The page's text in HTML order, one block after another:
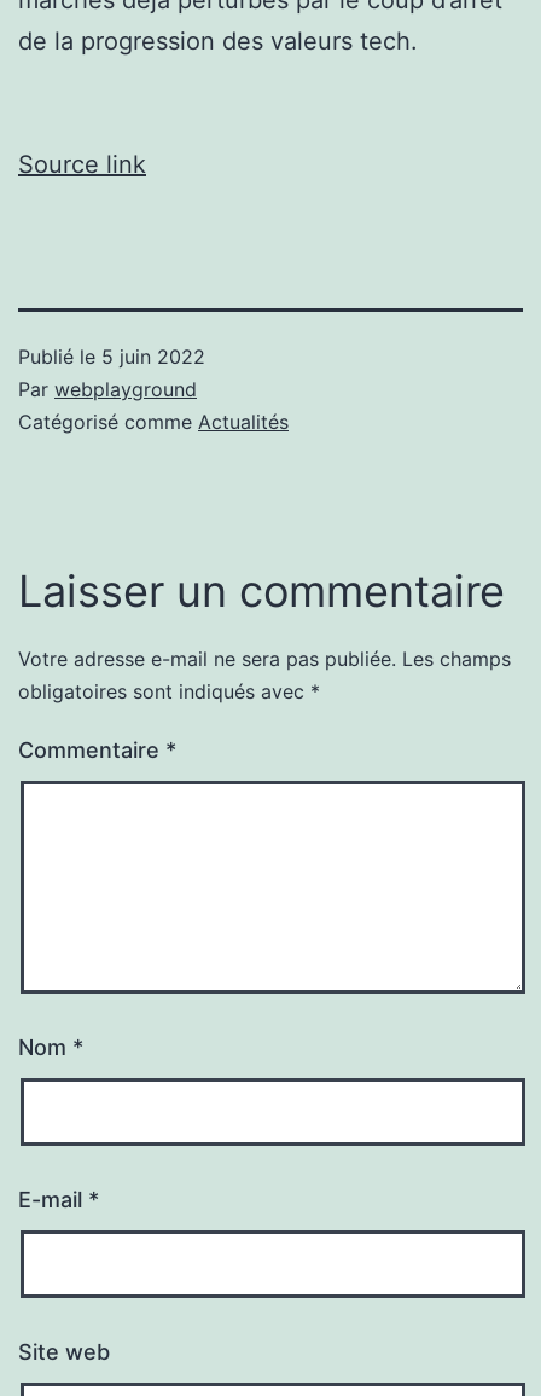
de la progression des valeurs tech.
Source link
Publié le 5 juin 2022
Par webplayground
Catégorisé comme Actualités
Laisser un commentaire
Votre adresse e-mail ne sera pas publiée. Les champs
obligatoires sont indiqués avec *
Commentaire *
Nom *
E-mail *
Site web